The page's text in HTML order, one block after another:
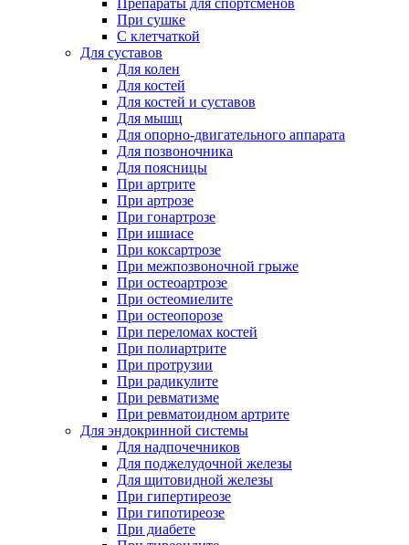
Препараты для спортсменов
При сушке
С клетчаткой
Для суставов
Для колен
Для костей
Для костей и суставов
Для мышц
Для опорно-двигательного аппарата
Для позвоночника
Для поясницы
При артрите
При артрозе
При гонартрозе
При ишиасе
При коксартрозе
При межпозвоночной грыже
При остеоартрозе
При остеомиелите
При остеопорозе
При переломах костей
При полиартрите
При протрузии
При радикулите
При ревматизме
При ревматоидном артрите
Для эндокринной системы
Для надпочечников
Для поджелудочной железы
Для щитовидной железы
При гипертиреозе
При гипотиреозе
При диабете